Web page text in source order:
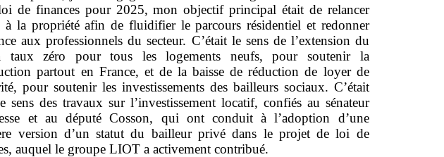
de finances pour 2025, mon objectif principal était de relancer
à la propriété afin de fluidifier le parcours résidentiel et redonner
aux professionnels du secteur. C’était le sens de l’extension du
taux zéro pour tous les logements neufs, pour soutenir la
partout en France, et de la baisse de réduction de loyer de
pour soutenir les investissements des bailleurs sociaux. C’était
sens des travaux sur l’investissement locatif, confiés au sénateur
et au député Cosson, qui ont conduit à l’adoption d’une
version d’un statut du bailleur privé dans le projet de loi de
auquel le groupe LIOT a activement contribué.